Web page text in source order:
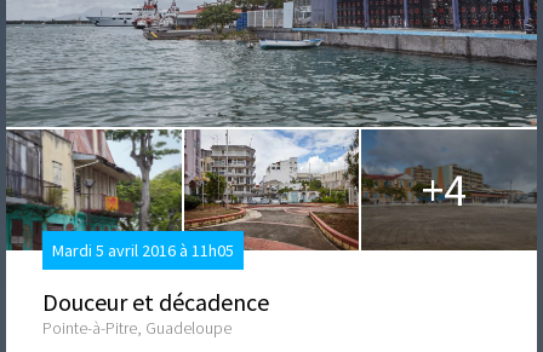
+4
Mardi 5 avril 2016 à 11h05
Douceur et décadence
Pointe-à-Pitre, Guadeloupe